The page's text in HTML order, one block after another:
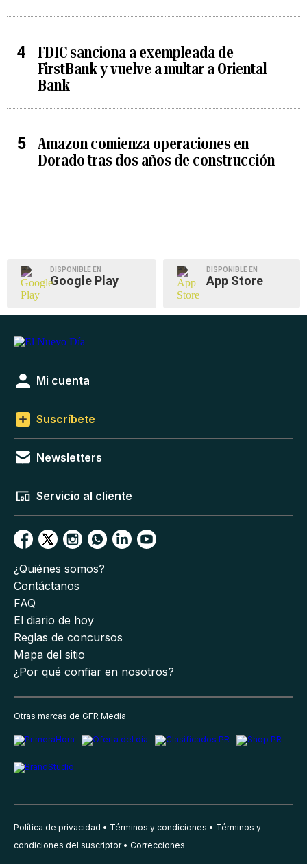
FDIC sanciona a exempleada de
FirstBank y vuelve a multar a Oriental
Bank
Amazon comienza operaciones en
Dorado tras dos años de construcción
DISPONIBLE EN
Google Play
DISPONIBLE EN
App Store
Mi cuenta
Suscríbete
Newsletters
Servicio al cliente
¿Quiénes somos?
Contáctanos
FAQ
El diario de hoy
Reglas de concursos
Mapa del sitio
¿Por qué confiar en nosotros?
Otras marcas de GFR Media
Política de privacidad Términos y condiciones
Términos y
condiciones del suscriptor
Correcciones